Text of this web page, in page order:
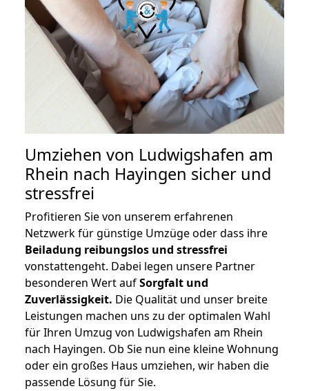
Umziehen von Ludwigshafen am
Rhein nach Hayingen sicher und
stressfrei
Profitieren Sie von unserem erfahrenen
Netzwerk für günstige Umzüge oder dass ihre
Beiladung reibungslos und stressfrei
vonstattengeht. Dabei legen unsere Partner
besonderen Wert aufSorgfalt und
Zuverlässigkeit. Die Qualität und unser breite
Leistungen machen uns zu der optimalen Wahl
für Ihren Umzug von Ludwigshafen am Rhein
nach Hayingen. Ob Sie nun eine kleine Wohnung
oder ein großes Haus umziehen, wir haben die
passende Lösung für Sie.